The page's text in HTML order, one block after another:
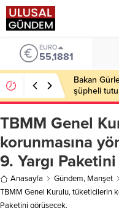
ALTIN
6.660,55
Ahbap
Levent ve
TBMM Genel
korunmasına
9. Yargı
Anasayfa Gündem, Manşet
TBMM Genel Kurulu, tüketicilerin
Paketini görüşecek.